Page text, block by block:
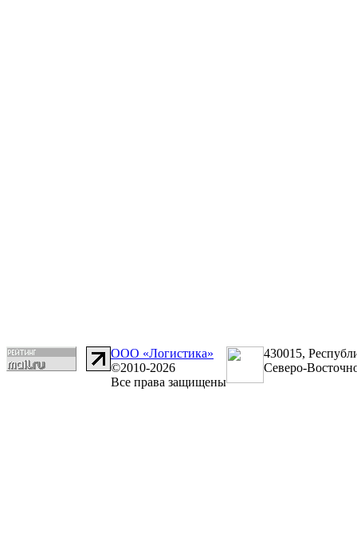
ООО «Логистика»
©2010-2026
Все права защищены
430015,
Северо-